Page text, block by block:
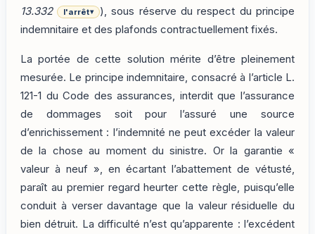
13.332
l'arrêt▾
), sous réserve du respect du principe
indemnitaire et des plafonds contractuellement fixés.
La portée de cette solution mérite d’être pleinement
mesurée. Le principe indemnitaire, consacré à l’article L.
121-1 du Code des assurances, interdit que l’assurance
de dommages soit pour l’assuré une source
d’enrichissement : l’indemnité ne peut excéder la valeur
de la chose au moment du sinistre. Or la garantie «
valeur à neuf », en écartant l’abattement de vétusté,
paraît au premier regard heurter cette règle, puisqu’elle
conduit à verser davantage que la valeur résiduelle du
bien détruit. La difficulté n’est qu’apparente : l’excédent